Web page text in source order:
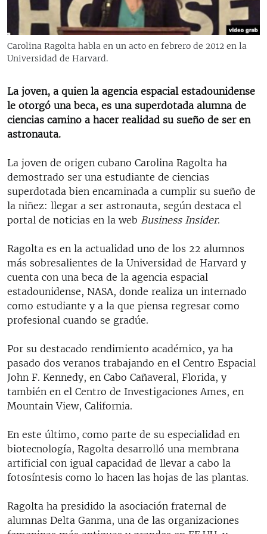
RADIO MARTÍ
ESPECIALES
ESPECIALES
SER VIEJO EN CUBA
KENTU-CUBANO
LOS SANTOS DE HIALEAH
DESINFORMACIÓN RUSA EN AMÉRICA LATINA
LA INVASIÓN DE RUSIA A UCRANIA
MULTIMEDIA
SÍGUENOS
Carolina Ragolta habla en un acto en febrero de 2012 en la
Universidad de Harvard.
La joven, a quien la agencia espacial estadounidense
le otorgó una beca, es una superdotada alumna de
ciencias camino a hacer realidad su sueño de ser en
astronauta.
La joven de origen cubano Carolina Ragolta ha
demostrado ser una estudiante de ciencias
superdotada bien encaminada a cumplir su sueño de
la niñez: llegar a ser astronauta, según destaca el
portal de noticias en la web Business Insider.
Ragolta es en la actualidad uno de los 22 alumnos
más sobresalientes de la Universidad de Harvard y
cuenta con una beca de la agencia espacial
estadounidense, NASA, donde realiza un internado
como estudiante y a la que piensa regresar como
profesional cuando se gradúe.
Por su destacado rendimiento académico, ya ha
pasado dos veranos trabajando en el Centro Espacial
John F. Kennedy, en Cabo Cañaveral, Florida, y
también en el Centro de Investigaciones Ames, en
Mountain View, California.
En este último, como parte de su especialidad en
biotecnología, Ragolta desarrolló una membrana
artificial con igual capacidad de llevar a cabo la
fotosíntesis como lo hacen las hojas de las plantas.
Ragolta ha presidido la asociación fraternal de
alumnas Delta Ganma, una de las organizaciones